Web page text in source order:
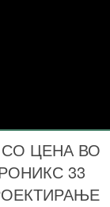
ЦЕНА ВО
33